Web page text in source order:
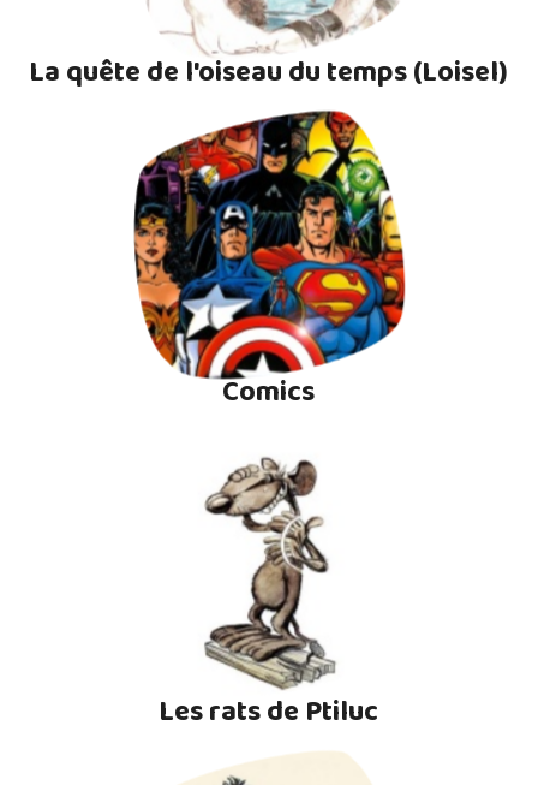
La quête de l'oiseau du temps (Loisel)
Comics
Les rats de Ptiluc